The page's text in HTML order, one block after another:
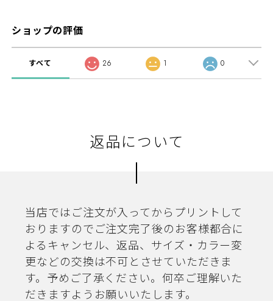
ショップの評価
すべて 26 1 0
返品について
当店ではご注文が入ってからプリントして
おりますのでご注文完了後のお客様都合に
よるキャンセル、返品、サイズ・カラー変
更などの交換は不可とさせていただきま
す。予めご了承ください。何卒ご理解いた
だきますようお願いいたします。